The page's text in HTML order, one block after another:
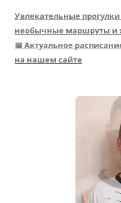
Увлекательные
необычные маршруты и
📅 Актуальное
на нашем сайте